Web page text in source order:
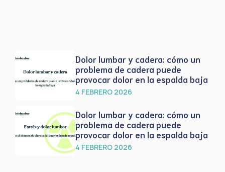
Dolor lumbar y cadera: cómo un
problema de cadera puede
provocar dolor en la espalda baja
4 FEBRERO 2026
Dolor lumbar y cadera: cómo un
problema de cadera puede
provocar dolor en la espalda baja
4 FEBRERO 2026